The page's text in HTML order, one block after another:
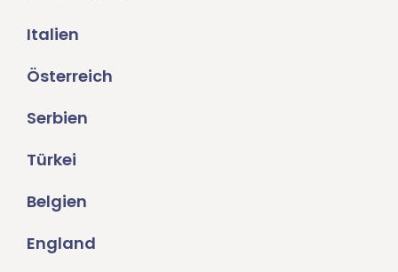
Italien
Österreich
Serbien
Türkei
Belgien
England